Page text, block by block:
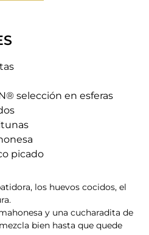
selección en esferas
picado
los huevos cocidos, el
y una cucharadita de
bien hasta que quede